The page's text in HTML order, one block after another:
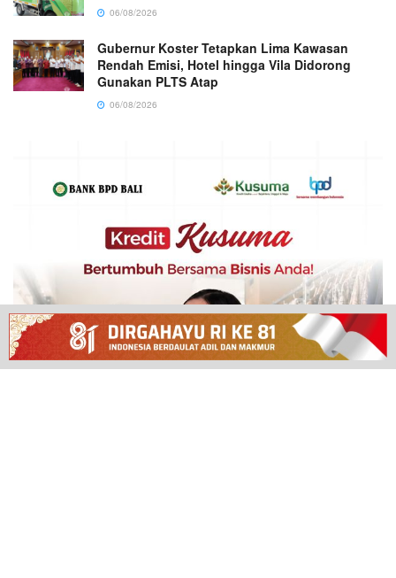
06/08/2026
Gubernur Koster Tetapkan Lima Kawasan
Rendah Emisi, Hotel hingga Vila Didorong
Gunakan PLTS Atap
06/08/2026